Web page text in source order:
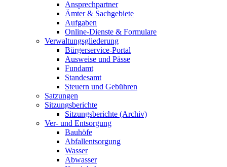
Ansprechpartner
Ämter & Sachgebiete
Aufgaben
Online-Dienste & Formulare
Verwaltungsgliederung
Bürgerservice-Portal
Ausweise und Pässe
Fundamt
Standesamt
Steuern und Gebühren
Satzungen
Sitzungsberichte
Sitzungsberichte (Archiv)
Ver- und Entsorgung
Bauhöfe
Abfallentsorgung
Wasser
Abwasser